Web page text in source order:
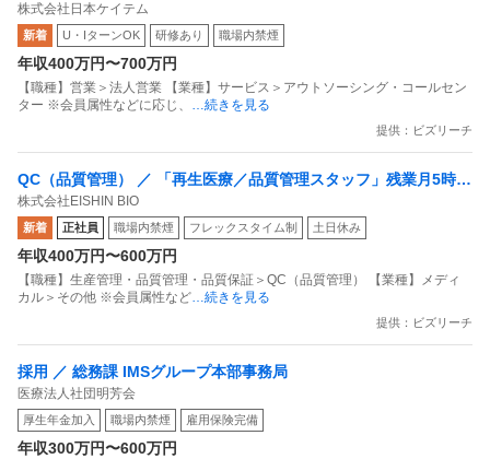
株式会社日本ケイテム
新着 U・IターンOK 研修あり 職場内禁煙
年収400万円〜700万円
【職種】営業＞法人営業 【業種】サービス＞アウトソーシング・コールセン
ター ※会員属性などに応じ、 …続きを見る
提供：ビズリーチ
QC（品質管理） ／ 「再生医療／品質管理スタッフ」残業月5時間
以内／厚労省認可の最新CPF／風通しの良い環境で再生医療の細
胞加工・保管
株式会社EISHIN BIO
新着 正社員 職場内禁煙 フレックスタイム制 土日休み
年収400万円〜600万円
【職種】生産管理・品質管理・品質保証＞QC（品質管理） 【業種】メディ
カル＞その他 ※会員属性など…続きを見る
提供：ビズリーチ
採用 ／ 総務課 IMSグループ本部事務局
医療法人社団明芳会
厚生年金加入 職場内禁煙 雇用保険完備
年収300万円〜600万円